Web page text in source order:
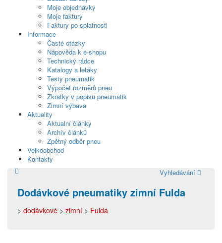
Moje objednávky
Moje faktury
Faktury po splatnosti
Informace
Časté otázky
Nápověda k e-shopu
Technický rádce
Katalogy a letáky
Testy pneumatik
Výpočet rozměrů pneu
Zkratky v popisu pneumatik
Zimní výbava
Aktuality
Aktualní články
Archív článků
Zpětný odběr pneu
Velkoobchod
Kontakty
Vyhledávání
Dodávkové pneumatiky zimní Fulda
> dodávkové > zimní > Fulda